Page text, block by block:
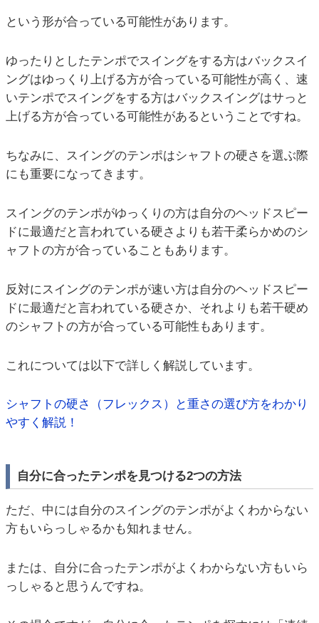
という形が合っている可能性があります。
ゆったりとしたテンポでスイングをする方はバックスイ
ングはゆっくり上げる方が合っている可能性が高く、速
いテンポでスイングをする方はバックスイングはサっと
上げる方が合っている可能性があるということですね。
ちなみに、スイングのテンポはシャフトの硬さを選ぶ際
にも重要になってきます。
スイングのテンポがゆっくりの方は自分のヘッドスピー
ドに最適だと言われている硬さよりも若干柔らかめのシ
ャフトの方が合っていることもあります。
反対にスイングのテンポが速い方は自分のヘッドスピー
ドに最適だと言われている硬さか、それよりも若干硬め
のシャフトの方が合っている可能性もあります。
これについては以下で詳しく解説しています。
シャフトの硬さ（フレックス）と重さの選び方をわかり
やすく解説！
自分に合ったテンポを見つける2つの方法
ただ、中には自分のスイングのテンポがよくわからない
方もいらっしゃるかも知れません。
または、自分に合ったテンポがよくわからない方もいら
っしゃると思うんですね。